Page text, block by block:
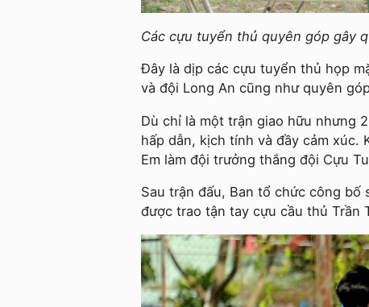
Các cựu tuyển thủ quyên góp gây
Đây là dịp các cựu tuyển thủ họp
và đội Long An cũng như quyên
Dù chỉ là một trận giao hữu nhưng
hấp dẫn, kịch tính và đầy cảm xúc.
Em làm đội trưởng thắng đội Cựu
Sau trận đấu, Ban tổ chức công
được trao tận tay cựu cầu thủ Trần